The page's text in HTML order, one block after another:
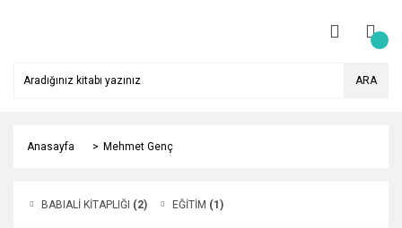
ARA
Anasayfa Mehmet Genç
BABIALİ KİTAPLIĞI (2) EĞİTİM (1)